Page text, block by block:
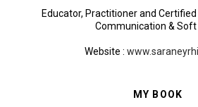
Educator, Practitioner and
Communication & Soft
Website :
MY BOOK